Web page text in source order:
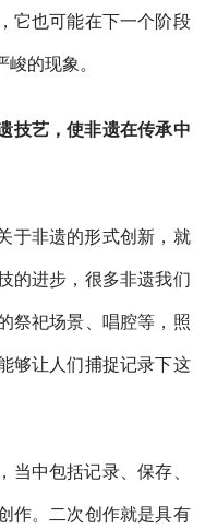
它也可能在下一个阶段
的现象。
技艺，使非遗在传承中
于非遗的形式创新，就
的进步，很多非遗我们
祭祀场景、唱腔等，照
够让人们捕捉记录下这
当中包括记录、保存、
作。二次创作就是具有